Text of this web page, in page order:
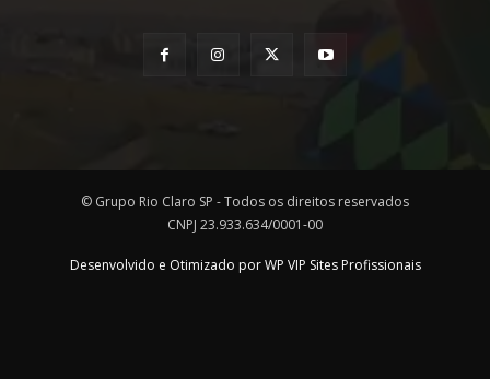
© Grupo Rio Claro SP - Todos os direitos reservados
CNPJ 23.933.634/0001-00
Desenvolvido e Otimizado por WP VIP Sites Profissionais